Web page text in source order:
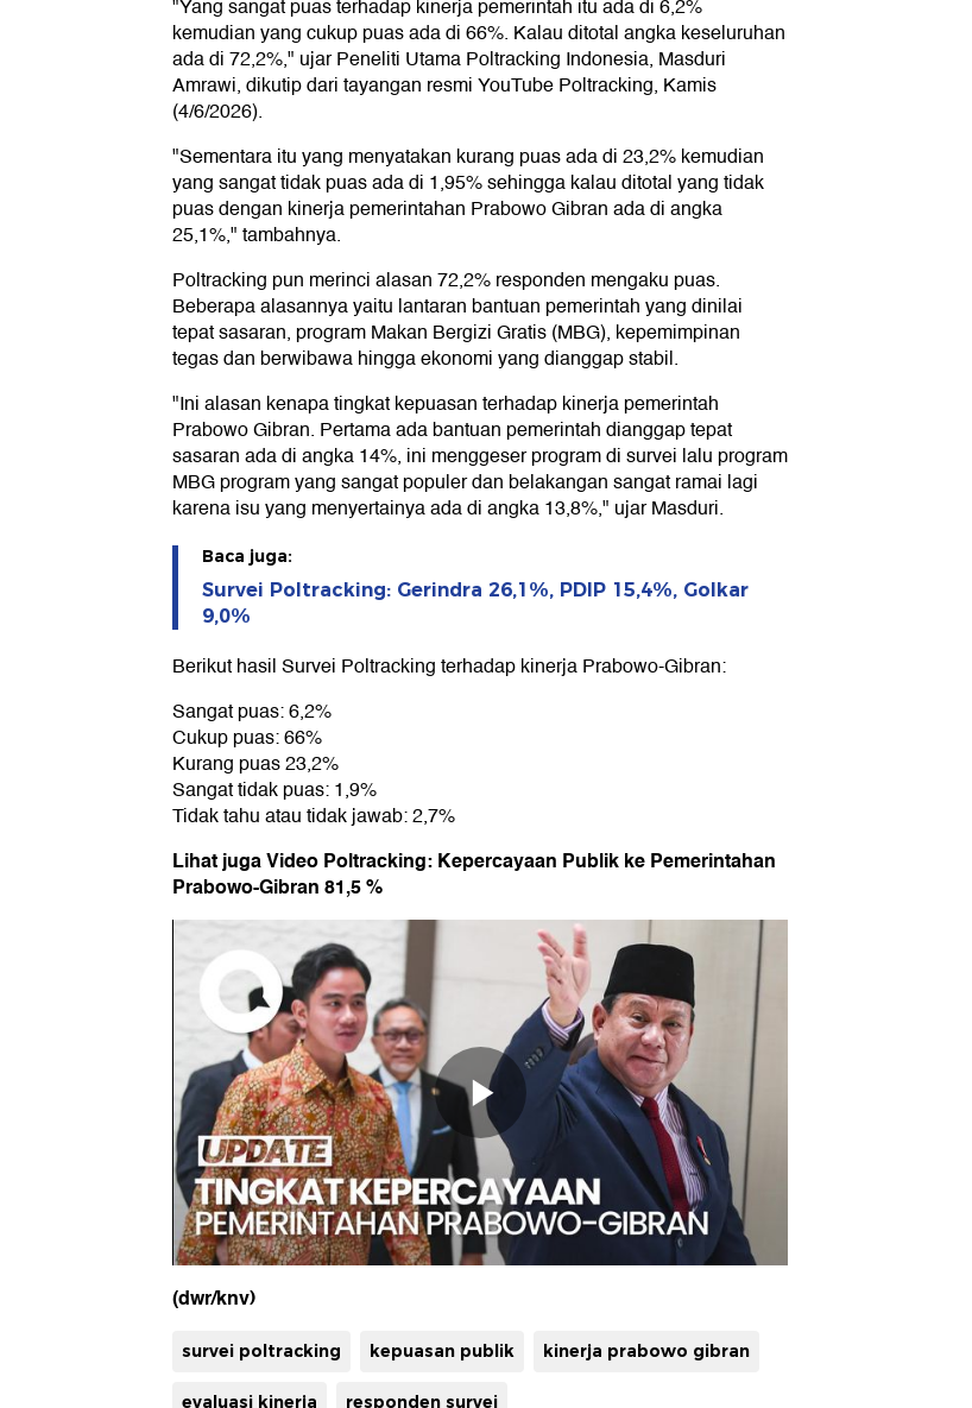
"Yang sangat puas terhadap kinerja pemerintah itu ada di 6,2%
kemudian yang cukup puas ada di 66%. Kalau ditotal angka keseluruhan
ada di 72,2%," ujar Peneliti Utama Poltracking Indonesia, Masduri
Amrawi, dikutip dari tayangan resmi YouTube Poltracking, Kamis
(4/6/2026).
"Sementara itu yang menyatakan kurang puas ada di 23,2% kemudian
yang sangat tidak puas ada di 1,95% sehingga kalau ditotal yang tidak
puas dengan kinerja pemerintahan Prabowo Gibran ada di angka
25,1%," tambahnya.
Poltracking pun merinci alasan 72,2% responden mengaku puas.
Beberapa alasannya yaitu lantaran bantuan pemerintah yang dinilai
tepat sasaran, program Makan Bergizi Gratis (MBG), kepemimpinan
tegas dan berwibawa hingga ekonomi yang dianggap stabil.
"Ini alasan kenapa tingkat kepuasan terhadap kinerja pemerintah
Prabowo Gibran. Pertama ada bantuan pemerintah dianggap tepat
sasaran ada di angka 14%, ini menggeser program di survei lalu program
MBG program yang sangat populer dan belakangan sangat ramai lagi
karena isu yang menyertainya ada di angka 13,8%," ujar Masduri.
Baca juga:
Survei Poltracking: Gerindra 26,1%, PDIP 15,4%, Golkar
9,0%
Berikut hasil Survei Poltracking terhadap kinerja Prabowo-Gibran:
Sangat puas: 6,2%
Cukup puas: 66%
Kurang puas 23,2%
Sangat tidak puas: 1,9%
Tidak tahu atau tidak jawab: 2,7%
Lihat juga Video Poltracking: Kepercayaan Publik ke Pemerintahan
Prabowo-Gibran 81,5 %
(dwr/knv)
survei poltracking kepuasan publik kinerja prabowo gibran
evaluasi kinerja responden survei